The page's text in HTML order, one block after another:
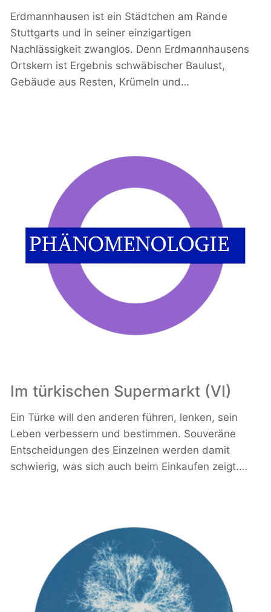
Erdmannhausen ist ein Städtchen am Rande
Stuttgarts und in seiner einzigartigen
Nachlässigkeit zwanglos. Denn Erdmannhausens
Ortskern ist Ergebnis schwäbischer Baulust,
Gebäude aus Resten, Krümeln und…
Im türkischen Supermarkt (VI)
Ein Türke will den anderen führen, lenken, sein
Leben verbessern und bestimmen. Souveräne
Entscheidungen des Einzelnen werden damit
schwierig, was sich auch beim Einkaufen zeigt.…